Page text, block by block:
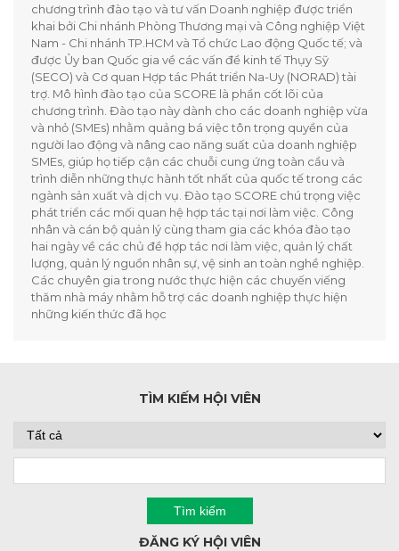
chương trình đào tạo và tư vấn Doanh nghiệp được triển
khai bởi Chi nhánh Phòng Thương mại và Công nghiệp Việt
Nam - Chi nhánh TP.HCM và Tổ chức Lao động Quốc tế; và
được Ủy ban Quốc gia về các vấn đề kinh tế Thụy Sỹ
(SECO) và Cơ quan Hợp tác Phát triển Na-Uy (NORAD) tài
trợ. Mô hình đào tạo của SCORE là phần cốt lõi của
chương trình. Đào tạo này dành cho các doanh nghiệp vừa
và nhỏ (SMEs) nhằm quảng bá việc tôn trọng quyền của
người lao động và nâng cao năng suất của doanh nghiệp
SMEs, giúp họ tiếp cận các chuỗi cung ứng toàn cầu và
trình diễn những thực hành tốt nhất của quốc tế trong các
ngành sản xuất và dịch vụ. Đào tạo SCORE chú trọng việc
phát triển các mối quan hệ hợp tác tại nơi làm việc. Công
nhân và cán bộ quản lý cùng tham gia các khóa đào tạo
hai ngày về các chủ đề hợp tác nơi làm việc, quản lý chất
lượng, quản lý nguồn nhân sự, vệ sinh an toàn nghề nghiệp.
Các chuyên gia trong nước thực hiện các chuyến viếng
thăm nhà máy nhằm hỗ trợ các doanh nghiệp thực hiện
những kiến thức đã học
TÌM KIẾM HỘI VIÊN
ĐĂNG KÝ HỘI VIÊN